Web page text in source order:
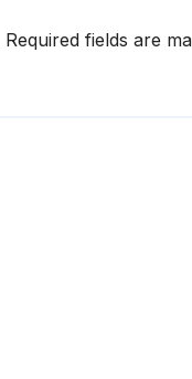
Required fields are